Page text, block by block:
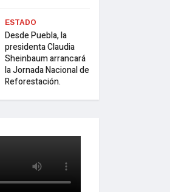
ESTADO
Desde Puebla, la
presidenta Claudia
Sheinbaum arrancará
la Jornada Nacional de
Reforestación.